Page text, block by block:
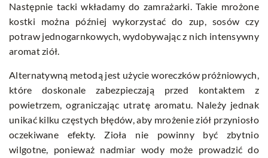
Następnie tacki wkładamy do zamrażarki. Takie mrożone
kostki można później wykorzystać do zup, sosów czy
potraw jednogarnkowych, wydobywając z nich intensywny
aromat ziół.
Alternatywną metodą jest użycie woreczków próżniowych,
które doskonale zabezpieczają przed kontaktem z
powietrzem, ograniczając utratę aromatu. Należy jednak
unikać kilku częstych błędów, aby mrożenie ziół przyniosło
oczekiwane efekty. Zioła nie powinny być zbytnio
wilgotne, ponieważ nadmiar wody może prowadzić do